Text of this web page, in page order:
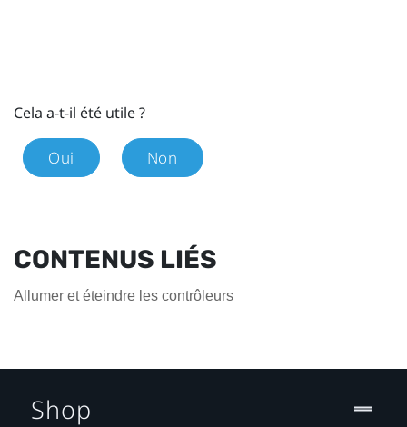
Cela a-t-il été utile ?
Oui Non
CONTENUS LIÉS
Allumer et éteindre les contrôleurs
Shop